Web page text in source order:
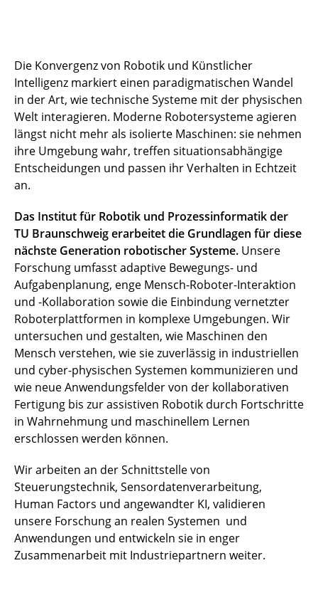
Die Konvergenz von Robotik und Künstlicher
Intelligenz markiert einen paradigmatischen Wandel
in der Art, wie technische Systeme mit der physischen
Welt interagieren. Moderne Robotersysteme agieren
längst nicht mehr als isolierte Maschinen: sie nehmen
ihre Umgebung wahr, treffen situationsabhängige
Entscheidungen und passen ihr Verhalten in Echtzeit
an.
Das Institut für Robotik und Prozessinformatik der
TU Braunschweig erarbeitet die Grundlagen für diese
nächste Generation robotischer Systeme. Unsere
Forschung umfasst adaptive Bewegungs- und
Aufgabenplanung, enge Mensch-Roboter-Interaktion
und -Kollaboration sowie die Einbindung vernetzter
Roboterplattformen in komplexe Umgebungen. Wir
untersuchen und gestalten, wie Maschinen den
Mensch verstehen, wie sie zuverlässig in industriellen
und cyber-physischen Systemen kommunizieren und
wie neue Anwendungsfelder von der kollaborativen
Fertigung bis zur assistiven Robotik durch Fortschritte
in Wahrnehmung und maschinellem Lernen
erschlossen werden können.
Wir arbeiten an der Schnittstelle von
Steuerungstechnik, Sensordatenverarbeitung,
Human Factors und angewandter KI, validieren
unsere Forschung an realen Systemen und
Anwendungen und entwickeln sie in enger
Zusammenarbeit mit Industriepartnern weiter.